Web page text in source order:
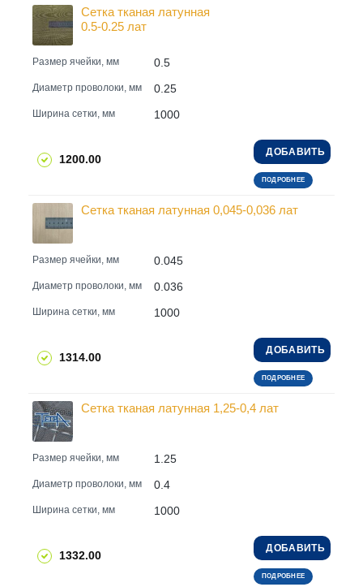
Сетка тканая латунная
0.5-0.25 лат
Размер ячейки, мм 0.5
Диаметр проволоки, мм 0.25
Ширина сетки, мм 1000
1200.00
ДОБАВИТЬ
ПОДРОБНЕЕ
Сетка тканая латунная 0,045-0,036 лат
Размер ячейки, мм 0.045
Диаметр проволоки, мм 0.036
Ширина сетки, мм 1000
1314.00
ДОБАВИТЬ
ПОДРОБНЕЕ
Сетка тканая латунная 1,25-0,4 лат
Размер ячейки, мм 1.25
Диаметр проволоки, мм 0.4
Ширина сетки, мм 1000
1332.00
ДОБАВИТЬ
ПОДРОБНЕЕ